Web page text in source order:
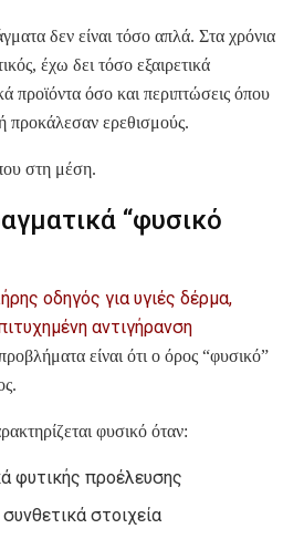
δεν είναι τόσο απλά. Στα χρόνια
έχω δει τόσο εξαιρετικά
προϊόντα όσο και περιπτώσεις όπου
ερεθισμούς.
στη μέση.
“φυσικό
οδηγός για υγιές δέρμα,
αντιγήρανση
είναι ότι ο όρος “φυσικό”
φυσικό όταν:
φυτικής προέλευσης
στοιχεία